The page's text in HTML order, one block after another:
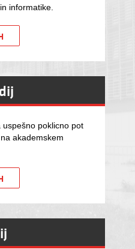
informatike.
poklicno pot
akademskem